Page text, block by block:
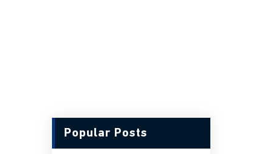
Popular Posts